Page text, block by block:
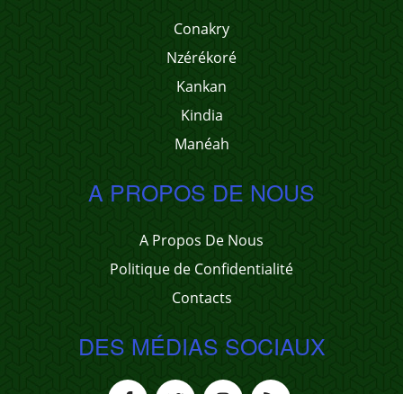
Conakry
Nzérékoré
Kankan
Kindia
Manéah
A PROPOS DE NOUS
A Propos De Nous
Politique de Confidentialité
Contacts
DES MÉDIAS SOCIAUX